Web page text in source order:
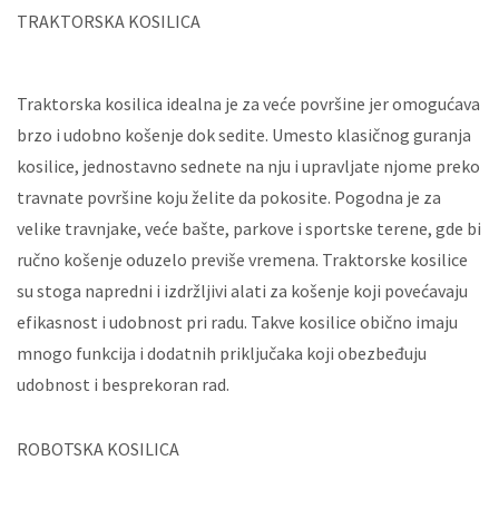
TRAKTORSKA KOSILICA
Traktorska kosilica idealna je za veće površine jer omogućava
brzo i udobno košenje dok sedite. Umesto klasičnog guranja
kosilice, jednostavno sednete na nju i upravljate njome preko
travnate površine koju želite da pokosite. Pogodna je za
velike travnjake, veće bašte, parkove i sportske terene, gde bi
ručno košenje oduzelo previše vremena. Traktorske kosilice
su stoga napredni i izdržljivi alati za košenje koji povećavaju
efikasnost i udobnost pri radu. Takve kosilice obično imaju
mnogo funkcija i dodatnih priključaka koji obezbeđuju
udobnost i besprekoran rad.
ROBOTSKA KOSILICA